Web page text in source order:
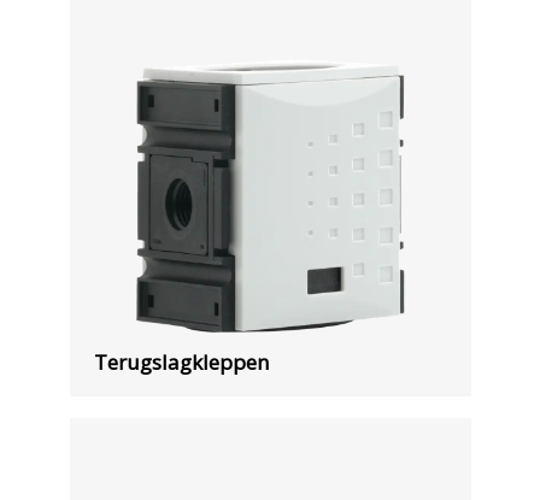
Terugslagkleppen